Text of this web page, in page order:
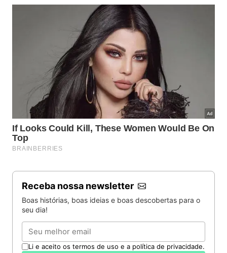
Receba nossa newsletter
Boas histórias, boas ideias e boas descobertas para o
seu dia!
Email
Li e aceito os termos de uso e a política de privacidade.